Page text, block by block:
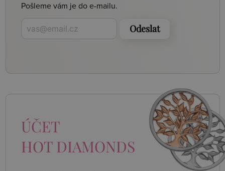
Pošleme vám je do e-mailu.
Odeslat
ÚČET
HOT DIAMONDS